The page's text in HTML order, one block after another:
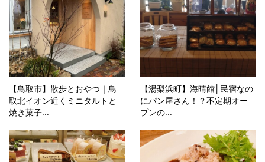
【鳥取市】散歩とおやつ｜鳥
取北イオン近くミニタルトと
焼き菓子...
【湯梨浜町】海晴館│民宿なの
にパン屋さん！？不定期オー
プンの...